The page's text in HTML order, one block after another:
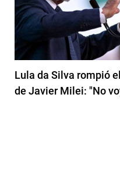
Lula da Silva rompió
de Javier Milei: "No